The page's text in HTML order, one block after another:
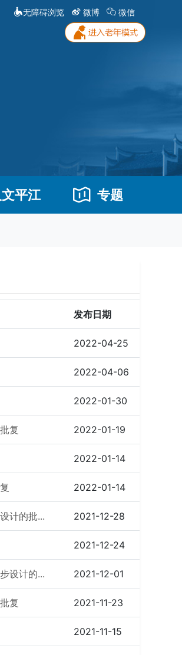
无障碍浏览 微博 微信
文平江 专题
发布日期
2022-04-25
2022-04-06
2022-01-30
复 2022-01-19
2022-01-14
2022-01-14
计的批... 2021-12-28
2021-12-24
设计的... 2021-12-01
复 2021-11-23
2021-11-15